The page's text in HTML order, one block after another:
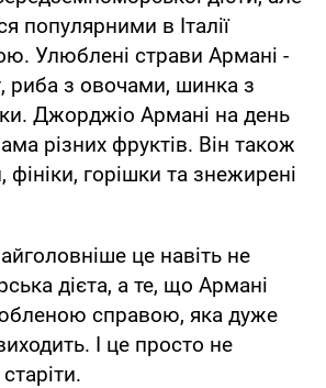
популярними в Італії
Улюблені страви Армані -
риба з овочами, шинка з
Джорджіо Армані на день
різних фруктів. Він також
горішки та знежирені
це навіть не
дієта, а те, що Армані
справою, яка дуже
І це просто не